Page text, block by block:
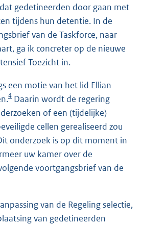
gedetineerden door gaan met
tijdens hun detentie. In de
van de Taskforce, naar
ga ik concreter op de nieuwe
Toezicht in.
een motie van het lid Ellian
4 Daarin wordt de regering
of een (tijdelijke)
cellen gerealiseerd zou
onderzoek is op dit moment in
uw kamer over de
voortgangsbrief van de
van de Regeling selectie,
van gedetineerden